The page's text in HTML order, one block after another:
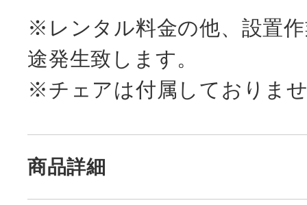
※レンタル料金の他、設置
途発生致します。
※チェアは付属しておりま
商品詳細